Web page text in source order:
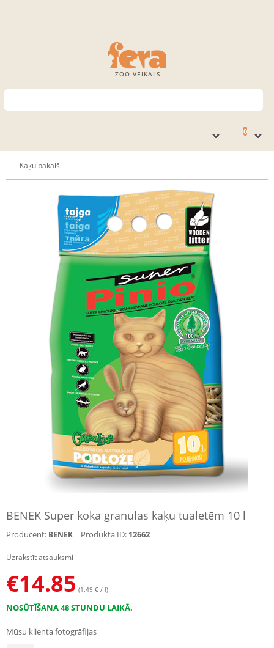
ZOO VEIKALS
0
Kaķu pakaiši
BENEK Super koka granulas kaķu tualetēm 10 l
Producent: BENEK Produkta ID: 12662
Uzrakstīt atsauksmi
€14.85 (1.49 € / l)
NOSŪTĪŠANA 48 STUNDU LAIKĀ.
Mūsu klienta fotogrāfijas